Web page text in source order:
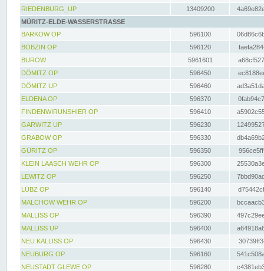
RIEDENBURG_UP
13409200
MÜRITZ-ELDE-WASSERSTRASSE
BARKOW OP
596100
BOBZIN OP
596120
BUROW
5961601
DÖMITZ OP
596450
DÖMITZ UP
596460
ELDENA OP
596370
FINDENWIRUNSHIER OP
596410
GARWITZ UP
596230
GRABOW OP
596330
GÜRITZ OP
596350
KLEIN LAASCH WEHR OP
596300
LEWITZ OP
596250
LÜBZ OP
596140
MALCHOW WEHR OP
596200
MALLISS OP
596390
MALLISS UP
596400
NEU KALLISS OP
596430
NEUBURG OP
596160
NEUSTADT GLEWE OP
596280